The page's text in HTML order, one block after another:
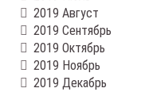
2019 Август
2019 Сентябрь
2019 Октябрь
2019 Ноябрь
2019 Декабрь